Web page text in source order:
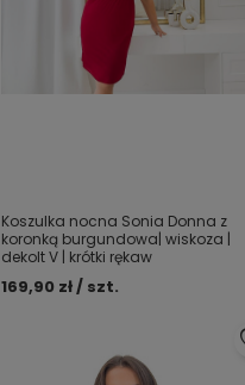
Koszulka nocna Sonia Donna z
koronką burgundowa| wiskoza |
dekolt V | krótki rękaw
169,90 zł / szt.